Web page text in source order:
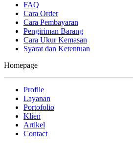
FAQ
Cara Order
Cara Pembayaran
Pengiriman Barang
Cara Ukur Kemasan
Syarat dan Ketentuan
Homepage
Profile
Layanan
Portofolio
Klien
Artikel
Contact